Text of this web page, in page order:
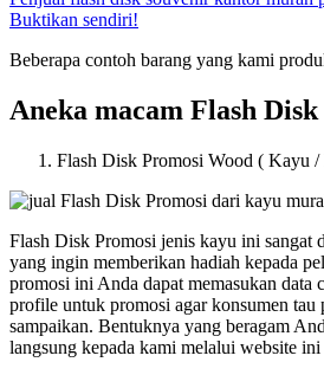
Buktikan sendiri!
Beberapa contoh barang yang kami
Aneka macam Flash
Flash Disk Promosi Wood ( Kayu /
Flash Disk Promosi jenis kayu ini sangat
yang ingin memberikan hadiah kepada
promosi ini Anda dapat memasukan data
profile untuk promosi agar konsumen tau
sampaikan. Bentuknya yang beragam
langsung kepada kami melalui website ini